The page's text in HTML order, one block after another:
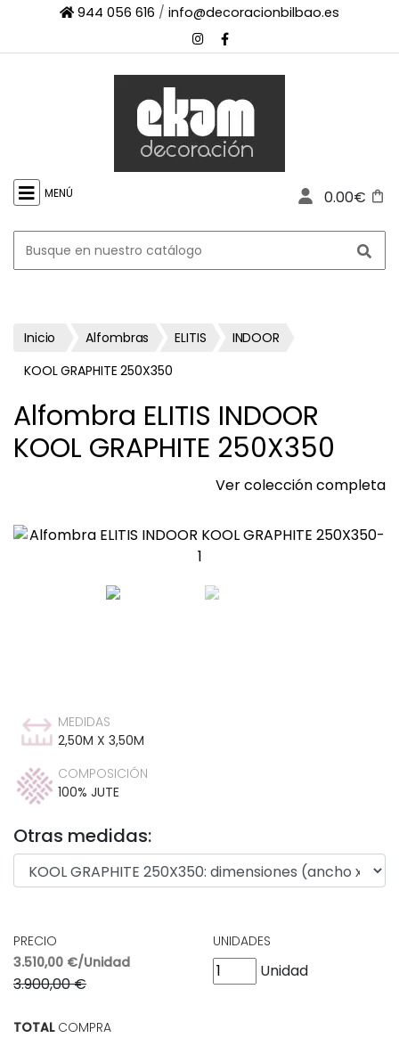
944 056 616 / info@decoracionbilbao.es
MENÚ 0.00€
INICIO
SHOWROOM
ESPACIO
PROYECTOS
Inicio Alfombras ELITIS
INDOOR
KOOL GRAPHITE 250X350
Alfombra ELITIS INDOOR
KOOL GRAPHITE 250X350
Ver colección completa
MEDIDAS
2,50M X 3,50M
COMPOSICIÓN
100% JUTE
Otras medidas:
PRECIO
3.510,00 €/Unidad
3.900,00 €
UNIDADES
Unidad
TOTALCOMPRA